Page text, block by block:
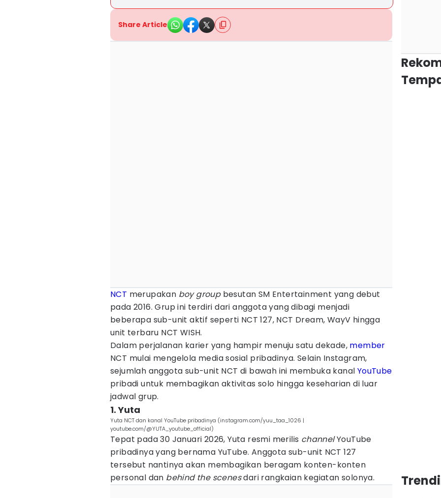
Share Article
NCT merupakan boy groupbesutan SM Entertainment yang debut
pada 2016. Grup ini terdiri dari anggota yang dibagi menjadi
beberapa sub-unit aktif seperti NCT 127, NCT Dream, WayV hingga
unit terbaru NCT WISH.
Dalam perjalanan karier yang hampir menuju satu dekade, member
NCT mulai mengelola media sosial pribadinya. Selain Instagram,
sejumlah anggota sub-unit NCT di bawah ini membuka kanal YouTube
pribadi untuk membagikan aktivitas solo hingga keseharian di luar
jadwal grup.
1. Yuta
Yuta NCT dan kanal YouTube pribadinya (instagram.com/yuu_taa_1026 |
youtube.com/@YUTA_youtube_official)
Tepat pada 30 Januari 2026, Yuta resmi merilis channelYouTube
pribadinya yang bernama YuTube. Anggota sub-unit NCT 127
tersebut nantinya akan membagikan beragam konten-konten
personal dan behind the scenesdari rangkaian kegiatan solonya.